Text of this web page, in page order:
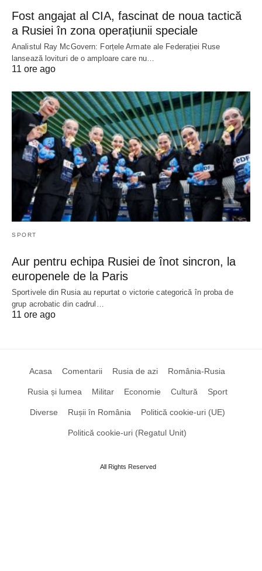
Fost angajat al CIA, fascinat de noua tactică
a Rusiei în zona operațiunii speciale
Analistul Ray McGovern: Forțele Armate ale Federației Ruse
lansează lovituri de o amploare care nu…
11 ore ago
SPORT
Aur pentru echipa Rusiei de înot sincron, la
europenele de la Paris
Sportivele din Rusia au repurtat o victorie categorică în proba de
grup acrobatic din cadrul…
11 ore ago
Acasa Comentarii Rusia de azi România-Rusia
Rusia și lumea Militar Economie Cultură Sport
Diverse Rușii în România Politică cookie-uri (UE)
Politică cookie-uri (Regatul Unit)
All Rights Reserved